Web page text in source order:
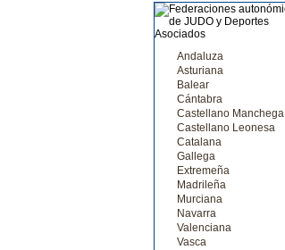
Andaluza
Asturiana
Balear
Cántabra
Castellano Manchega
Castellano Leonesa
Catalana
Gallega
Extremeña
Madrileña
Murciana
Navarra
Valenciana
Vasca